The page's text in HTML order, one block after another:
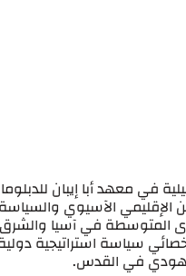
في معهد أبا إيبان
الآسيوي والسياسة
المتوسطة في آسيا
سياسة استراتيجية دولية
في القدس.